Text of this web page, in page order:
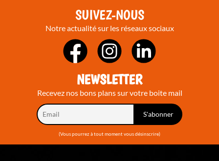
SUIVEZ-NOUS
Notre actualité sur les réseaux sociaux
NEWSLETTER
Recevez nos bons plans sur votre boite mail
(Vous pourrez à tout moment vous désinscrire)